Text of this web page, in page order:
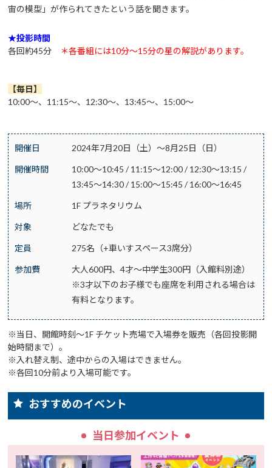
宙の模型」が作られてきたという話を聞きます。
★投影時間
各回約45分 ＊各番組には10分～15分の星の解説があります。
【毎日】
10:00～、11:15～、12:30～、13:45～、15:00～
開催日 2024年7月20日（土）～8月25日（日）
開催時間
10:00～10:45 / 11:15～12:00 / 12:30～13:15 /
13:45～14:30 / 15:00～15:45 / 16:00～16:45
場所 1F プラネタリウム
対象 どなたでも
定員 275名（+車いすスペース3席分）
参加費
大人600円、4才～中学生300円（入館料別途）
※3才以下のお子様でも座席を利用される場合は
有料となります。
※当日、開館時刻～1F チケット売場で入場券を販売（各回投影開
始時間まで）。
※入れ替え制、途中からの入場はできません。
※各回10分前より入場可能です。
おすすめのイベント
当日参加イベント